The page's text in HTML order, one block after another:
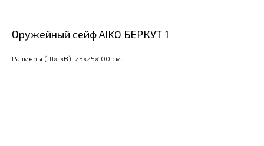
Оружейный сейф AIKO БЕРКУТ 1
Размеры (ШхГхВ): 25x25x100 см.